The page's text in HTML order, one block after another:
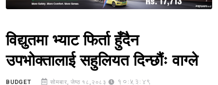
Sponsored
विद्युतमा भ्याट फिर्ता हुँदैन
उपभोक्तालाई सहुलियत दिन्छौंः वाग्ले
BUDGET सोमबार, जेष्ठ १८,२०८३ 10:53:49